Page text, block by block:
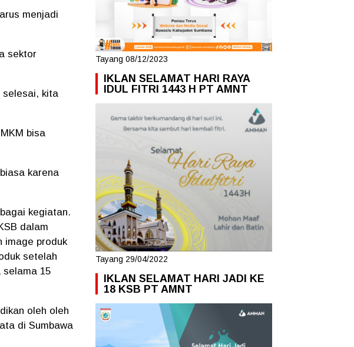
menjadi
sektor
selesai, kita
bisa
karena
kegiatan.
dalam
image produk
setelah
selama 15
oleh oleh
di Sumbawa
Tayang 08/12/2023
IKLAN SELAMAT HARI RAYA
IDUL FITRI 1443 H PT AMNT
Tayang 29/04/2022
IKLAN SELAMAT HARI JADI KE
18 KSB PT AMNT